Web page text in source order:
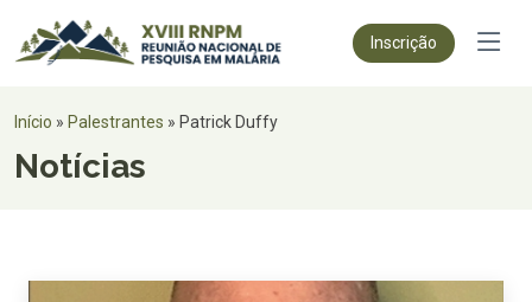
Inscrição
Início » Palestrantes » Patrick Duffy
Notícias